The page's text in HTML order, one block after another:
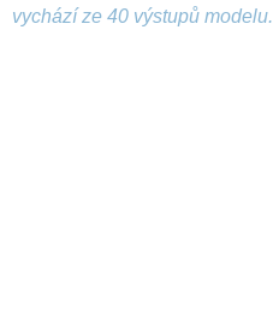
vychází ze 40 výstupů modelu.